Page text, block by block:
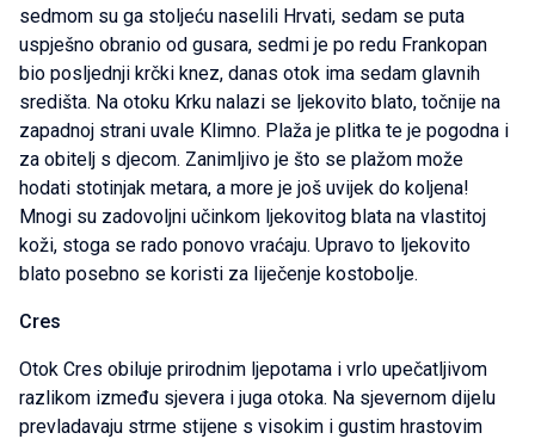
sedmom su ga stoljeću naselili Hrvati, sedam se puta
uspješno obranio od gusara, sedmi je po redu Frankopan
bio posljednji krčki knez, danas otok ima sedam glavnih
središta. Na otoku Krku nalazi se ljekovito blato, točnije na
zapadnoj strani uvale Klimno. Plaža je plitka te je pogodna i
za obitelj s djecom. Zanimljivo je što se plažom može
hodati stotinjak metara, a more je još uvijek do koljena!
Mnogi su zadovoljni učinkom ljekovitog blata na vlastitoj
koži, stoga se rado ponovo vraćaju. Upravo to ljekovito
blato posebno se koristi za liječenje kostobolje.
Cres
Otok Cres obiluje prirodnim ljepotama i vrlo upečatljivom
razlikom između sjevera i juga otoka. Na sjevernom dijelu
prevladavaju strme stijene s visokim i gustim hrastovim